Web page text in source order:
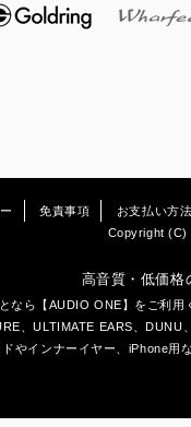
免責事項
お支払い方
Copyright (C)
高音質・低価格
となら【AUDIO ONE】をご利
、ULTIMATE EARS、DUNU
ドやインナーイヤー、iPhone用